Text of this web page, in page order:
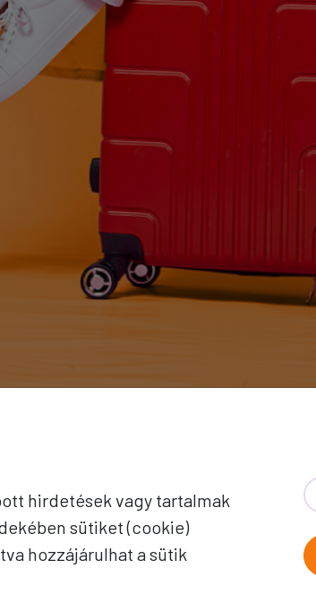
PROKO
A jó utak híre gyorsan terjed –
Önhöz érkezik. Iratkozzon fel
ajánlatokért, inspirációkért
hirdetések vagy tartalmak
sütiket (cookie)
hozzájárulhat a sütik